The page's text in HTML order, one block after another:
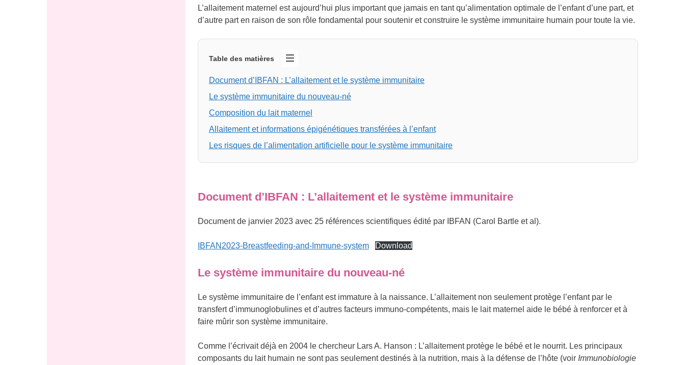
L’allaitement maternel est aujourd’hui plus important que jamais en tant qu’alimentation optimale de l’enfant d’une part, et
d’autre part en raison de son rôle fondamental pour soutenir et construire le système immunitaire humain pour toute la vie.
Table des matières
Document d’IBFAN : L’allaitement et le système immunitaire
Le système immunitaire du nouveau-né
Composition du lait maternel
Allaitement et informations épigénétiques transférées à l’enfant
Les risques de l’alimentation artificielle pour le système immunitaire
Document d’IBFAN : L’allaitement et le système immunitaire
Document de janvier 2023 avec 25 références scientifiques édité par IBFAN (Carol Bartle et al).
IBFAN2023-Breastfeeding-and-Immune-system Download
Le système immunitaire du nouveau-né
Le système immunitaire de l’enfant est immature à la naissance. L’allaitement non seulement protège l’enfant par le
transfert d’immunoglobulines et d’autres facteurs immuno-compétents, mais le lait maternel aide le bébé à renforcer et à
faire mûrir son système immunitaire.
Comme l’écrivait déjà en 2004 le chercheur Lars A. Hanson : L’allaitement protège le bébé et le nourrit. Les principaux
composants du lait humain ne sont pas seulement destinés à la nutrition, mais à la défense de l’hôte (voir Immunobiologie